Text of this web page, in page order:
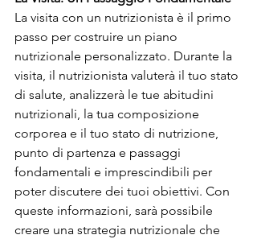
La visita con un nutrizionista è il primo
passo per costruire un piano
nutrizionale personalizzato. Durante la
visita, il nutrizionista valuterà il tuo stato
di salute, analizzerà le tue abitudini
nutrizionali, la tua composizione
corporea e il tuo stato di nutrizione,
punto di partenza e passaggi
fondamentali e imprescindibili per
poter discutere dei tuoi obiettivi. Con
queste informazioni, sarà possibile
creare una strategia nutrizionale che